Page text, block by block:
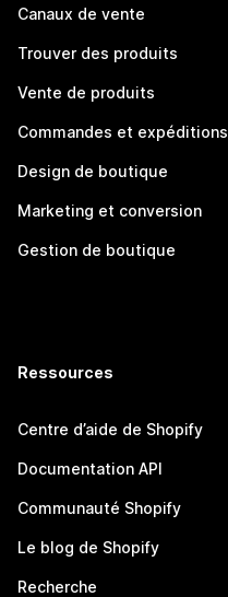
Canaux de vente
Trouver des produits
Vente de produits
Commandes et expéditions
Design de boutique
Marketing et conversion
Gestion de boutique
Ressources
Centre d’aide de Shopify
Documentation API
Communauté Shopify
Le blog de Shopify
Recherche